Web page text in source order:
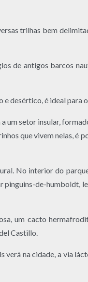
trilhas bem
de antigos barcos
desértico, é ideal para
setor insular,
que vivem nelas, é
No interior do
pinguins-de-humboldt,
um cacto
Castillo.
na cidade, a via